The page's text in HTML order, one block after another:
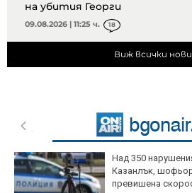
на убития Георги
09.08.2026 | 11:25 ч. 18
Виж всички
Над 350
Казанлък,
превишена